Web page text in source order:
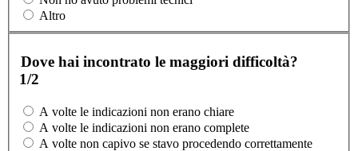
Altro
Dove hai incontrato le maggiori difficoltà?
1/2
A volte le indicazioni non erano chiare
A volte le indicazioni non erano complete
A volte non capivo se stavo procedendo correttamente